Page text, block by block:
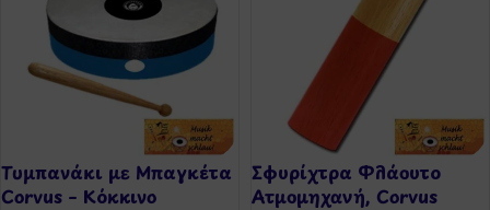
Τυμπανάκι με Μπαγκέτα
Corvus – Κόκκινο
Σφυρίχτρα Φλάουτο
Ατμομηχανή, Corvus